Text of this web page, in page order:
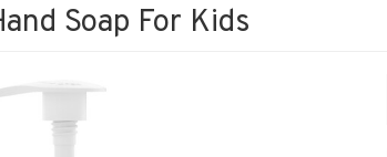
Soap For Kids